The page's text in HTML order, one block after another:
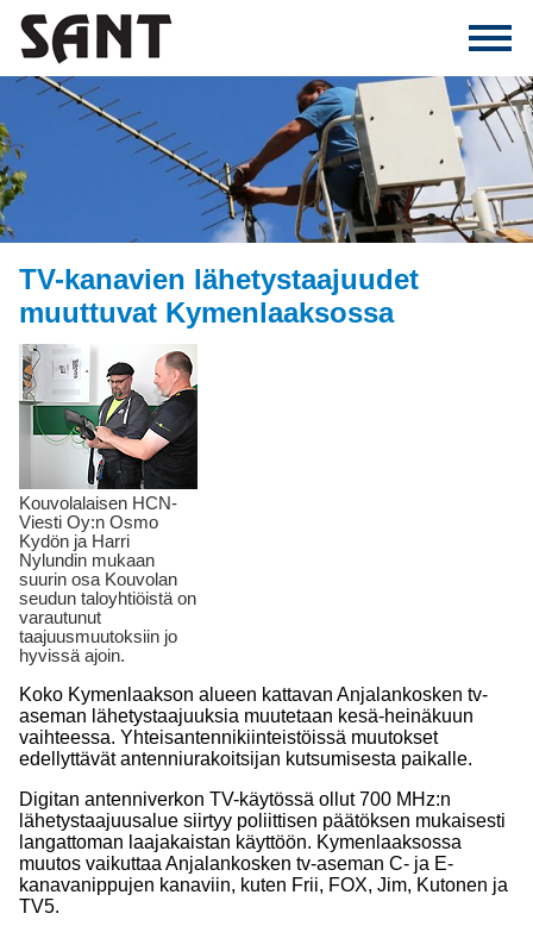
TV-kanavien lähetystaajuudet
muuttuvat Kymenlaaksossa
Kouvolalaisen HCN-
Viesti Oy:n Osmo
Kydön ja Harri
Nylundin mukaan
suurin osa Kouvolan
seudun taloyhtiöistä on
varautunut
taajuusmuutoksiin jo
hyvissä ajoin.
Koko Kymenlaakson alueen kattavan Anjalankosken tv-
aseman lähetystaajuuksia muutetaan kesä-heinäkuun
vaihteessa. Yhteisantennikiinteistöissä muutokset
edellyttävät antenniurakoitsijan kutsumisesta paikalle.
Digitan antenniverkon TV-käytössä ollut 700 MHz:n
lähetystaajuusalue siirtyy poliittisen päätöksen mukaisesti
langattoman laajakaistan käyttöön. Kymenlaaksossa
muutos vaikuttaa Anjalankosken tv-aseman C- ja E-
kanavanippujen kanaviin, kuten Frii, FOX, Jim, Kutonen ja
TV5.